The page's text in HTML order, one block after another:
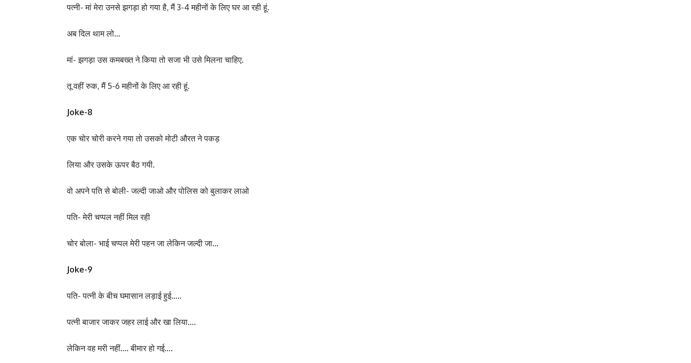
पत्नी- मां मेरा उनसे झगड़ा हो गया है, मैं 3-4 महीनों के लिए घर आ रही हूं.
अब दिल थाम लो…
मां- झगड़ा उस कमबख्त ने किया तो सजा भी उसे मिलना चाहिए.
तू वहीं रुक, मैं 5-6 महीनों के लिए आ रही हूं.
Joke-8
एक चोर चोरी करने गया तो उसको मोटी औरत ने पकड़
लिया और उसके ऊपर बैठ गयी.
वो अपने पति से बोली- जल्दी जाओ और पोलिस को बुलाकर लाओ
पति- मेरी चप्पल नहीं मिल रही
चोर बोला- भाई चप्पल मेरी पहन जा लेकिन जल्दी जा…
Joke-9
पति- पत्नी के बीच घमासान लड़ाई हुई…..
पत्नी बाजार जाकर जहर लाई और खा लिया….
लेकिन वह मरी नहीं…. बीमार हो गई….